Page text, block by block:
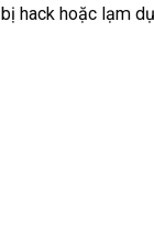
hack hoặc lạm